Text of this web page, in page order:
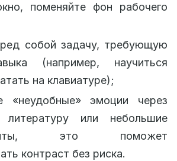
поменяйте фон рабочего
собой задачу, требующую
(например, научиться
на клавиатуре);
«неудобные» эмоции через
литературу или небольшие
это поможет
контраст без риска.